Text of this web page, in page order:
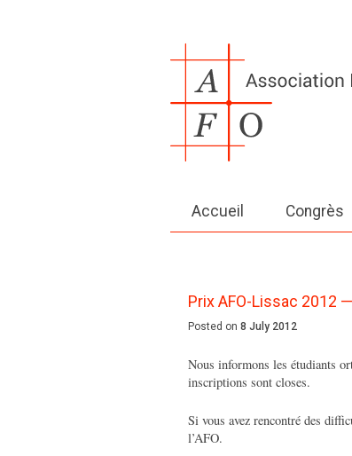
Accueil Congrès
Prix AFO-Lissac 2012
Posted on 8 July 2012
Nous informons les étudiants
inscriptions sont closes.
Si vous avez rencontré des
l’AFO.